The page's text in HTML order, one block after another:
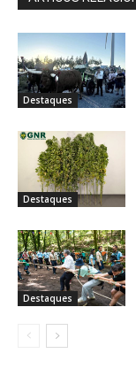
Destaques
Destaques
Destaques